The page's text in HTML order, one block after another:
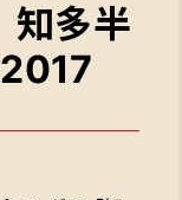
多半